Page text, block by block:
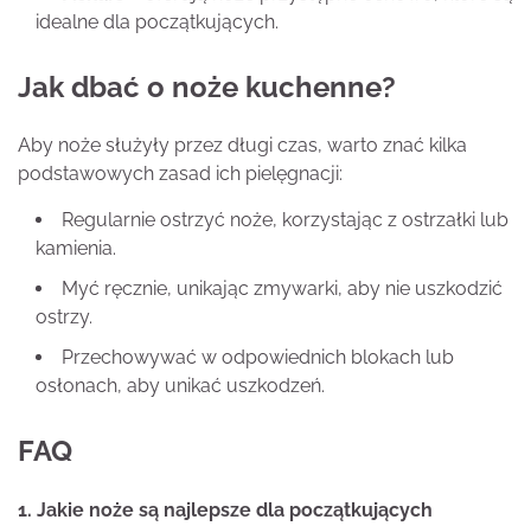
idealne dla początkujących.
Jak dbać o noże kuchenne?
Aby noże służyły przez długi czas, warto znać kilka
podstawowych zasad ich pielęgnacji:
Regularnie ostrzyć noże, korzystając z ostrzałki lub
kamienia.
Myć ręcznie, unikając zmywarki, aby nie uszkodzić
ostrzy.
Przechowywać w odpowiednich blokach lub
osłonach, aby unikać uszkodzeń.
FAQ
1. Jakie noże są najlepsze dla początkujących